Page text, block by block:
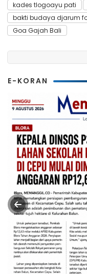
kades tlogoayu pati
bakti budaya djarum
Goa Gajah Bali
E-KORAN